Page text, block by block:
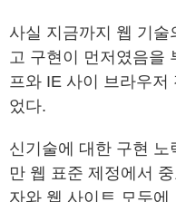
사실 지금까지 웹 기술
고 구현이 먼저였음을
프와 IE 사이 브라우저
었다.
신기술에 대한 구현 노
만 웹 표준 제정에서
자와 웹 사이트 모두